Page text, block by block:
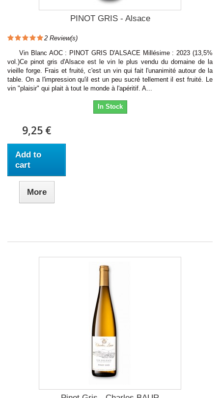
PINOT GRIS - Alsace
2 Review(s)
Vin Blanc AOC : PINOT GRIS D'ALSACE Millésime : 2023 (13,5%
vol.)Ce pinot gris d'Alsace est le vin le plus vendu du domaine de la
vieille forge. Frais et fruité, c'est un vin qui fait l'unanimité autour de la
table. On a l'impression qu'il est un peu sucré tellement il est fruité. Le
vin "plaisir" qui plait à tout le monde à l'apéritif. A...
In Stock
9,25 €
Add to
cart
More